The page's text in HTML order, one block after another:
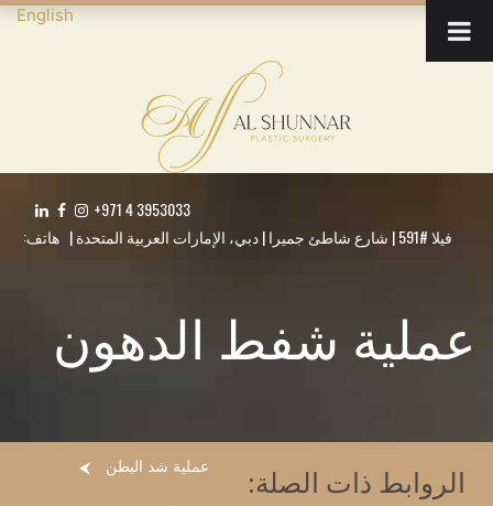
English
+971 4 3953033
فيلا #591 | شارع شاطئ جميرا | دبي، الإمارات العربية المتحدة | هاتف:
عملية شفط الدهون
الروابط ذات الصلة: عملية شد البطن